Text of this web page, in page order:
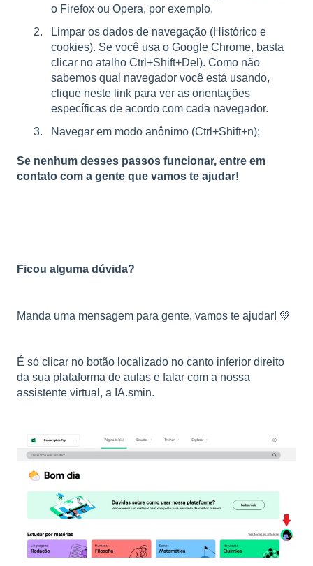
o Firefox ou Opera, por exemplo.
Limpar os dados de navegação (Histórico e
cookies). Se você usa o Google Chrome, basta
clicar no atalho Ctrl+Shift+Del). Como não
sabemos qual navegador você está usando,
clique neste link para ver as orientações
específicas de acordo com cada navegador.
Navegar em modo anônimo (Ctrl+Shift+n);
Se nenhum desses passos funcionar, entre em
contato com a gente que vamos te ajudar!
Ficou alguma dúvida?
Manda uma mensagem para gente, vamos te ajudar! 💚
É só clicar no botão localizado no canto inferior direito
da sua plataforma de aulas e falar com a nossa
assistente virtual, a IA.smin.